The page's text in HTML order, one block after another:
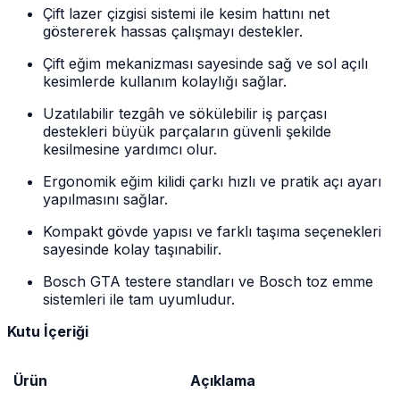
Çift lazer çizgisi sistemi ile kesim hattını net
göstererek hassas çalışmayı destekler.
Çift eğim mekanizması sayesinde sağ ve sol açılı
kesimlerde kullanım kolaylığı sağlar.
Uzatılabilir tezgâh ve sökülebilir iş parçası
destekleri büyük parçaların güvenli şekilde
kesilmesine yardımcı olur.
Ergonomik eğim kilidi çarkı hızlı ve pratik açı ayarı
yapılmasını sağlar.
Kompakt gövde yapısı ve farklı taşıma seçenekleri
sayesinde kolay taşınabilir.
Bosch GTA testere standları ve Bosch toz emme
sistemleri ile tam uyumludur.
Kutu İçeriği
Ürün Açıklama